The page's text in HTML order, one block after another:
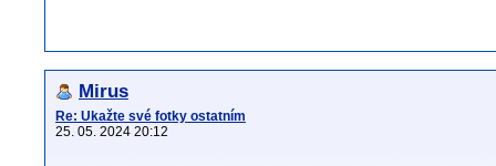
Mirus
Re: Ukažte své fotky ostatním
25. 05. 2024 20:12